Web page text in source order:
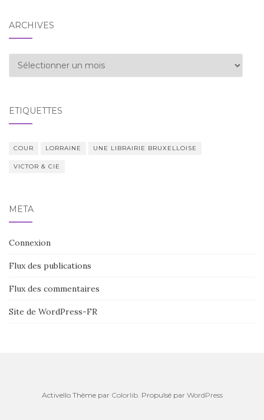
ARCHIVES
Archives
ÉTIQUETTES
COUR LORRAINE UNE LIBRAIRIE BRUXELLOISE
VICTOR & CIE
MÉTA
Connexion
Flux des publications
Flux des commentaires
Site de WordPress-FR
Activello Thème par Colorlib. Propulsé par WordPress